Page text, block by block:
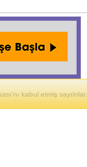
kabul etmiş sayılırlar.